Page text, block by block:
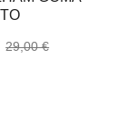
29,00 €